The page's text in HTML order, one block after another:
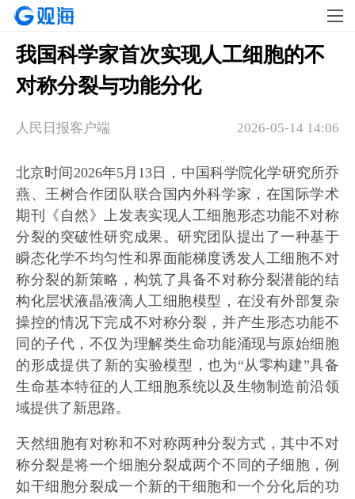
我国科学家首次实现人工细胞的不
对称分裂与功能分化
2026-05-14 14:06
人民日报客户端
北京时间2026年5月13日，中国科学院化学研究所乔
燕、王树合作团队联合国内外科学家，在国际学术
期刊《自然》上发表实现人工细胞形态功能不对称
分裂的突破性研究成果。研究团队提出了一种基于
瞬态化学不均匀性和界面能梯度诱发人工细胞不对
称分裂的新策略，构筑了具备不对称分裂潜能的结
构化层状液晶液滴人工细胞模型，在没有外部复杂
操控的情况下完成不对称分裂，并产生形态功能不
同的子代，不仅为理解类生命功能涌现与原始细胞
的形成提供了新的实验模型，也为“从零构建”具备
生命基本特征的人工细胞系统以及生物制造前沿领
域提供了新思路。
天然细胞有对称和不对称两种分裂方式，其中不对
称分裂是将一个细胞分裂成两个不同的子细胞，例
如干细胞分裂成一个新的干细胞和一个分化后的功